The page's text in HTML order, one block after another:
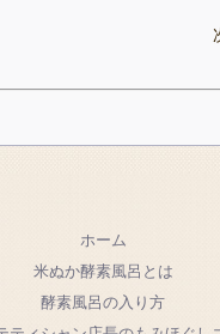
ホーム
米ぬか酵素風呂とは
酵素風呂の入り方